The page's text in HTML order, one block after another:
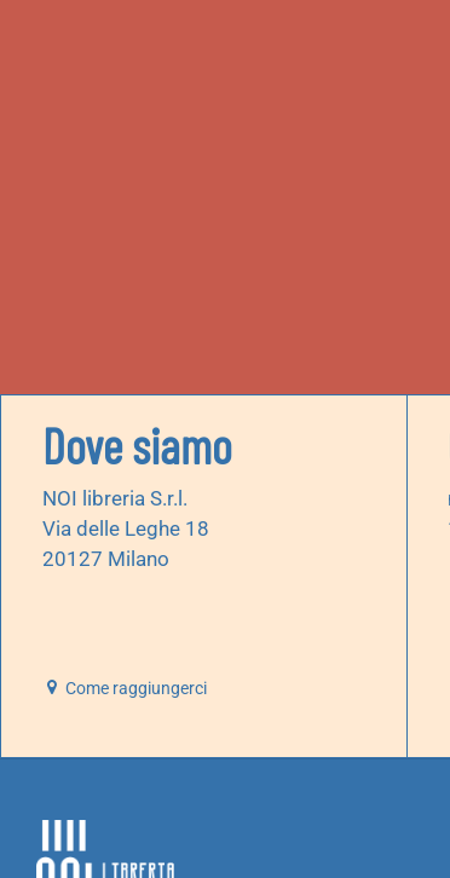
Dove siamo
NOI libreria S.r.l.
Via delle Leghe 18
20127 Milano
Come raggiungerci